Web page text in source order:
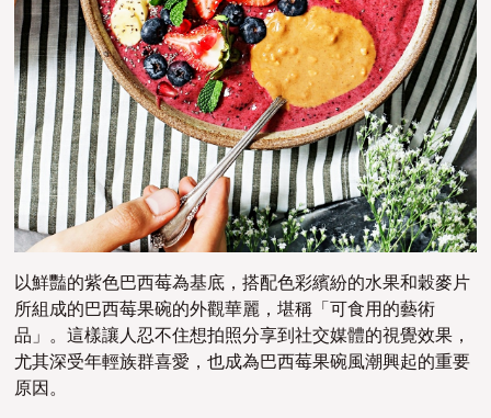
以鮮豔的紫色巴西莓為基底，搭配色彩繽紛的水果和穀麥片
所組成的巴西莓果碗的外觀華麗，堪稱「可食用的藝術
品」。這樣讓人忍不住想拍照分享到社交媒體的視覺效果，
尤其深受年輕族群喜愛，也成為巴西莓果碗風潮興起的重要
原因。